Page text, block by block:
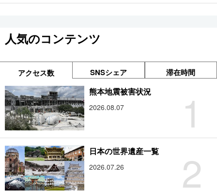
人気のコンテンツ
アクセス数 SNSシェア 滞在時間
1
熊本地震被害状況
2026.08.07
2
日本の世界遺産一覧
2026.07.26